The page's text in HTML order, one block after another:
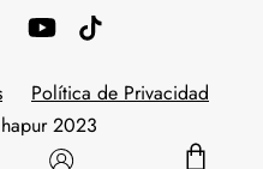
Política de Privacidad
2023